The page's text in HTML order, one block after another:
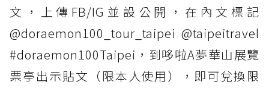
文，上傳FB/IG並設公開，在內文標記
@doraemon100_tour_taipei @taipeitravel
#doraemon100Taipei，到哆啦A夢華山展覽
票亭出示貼文（限本人使用），即可兌換限